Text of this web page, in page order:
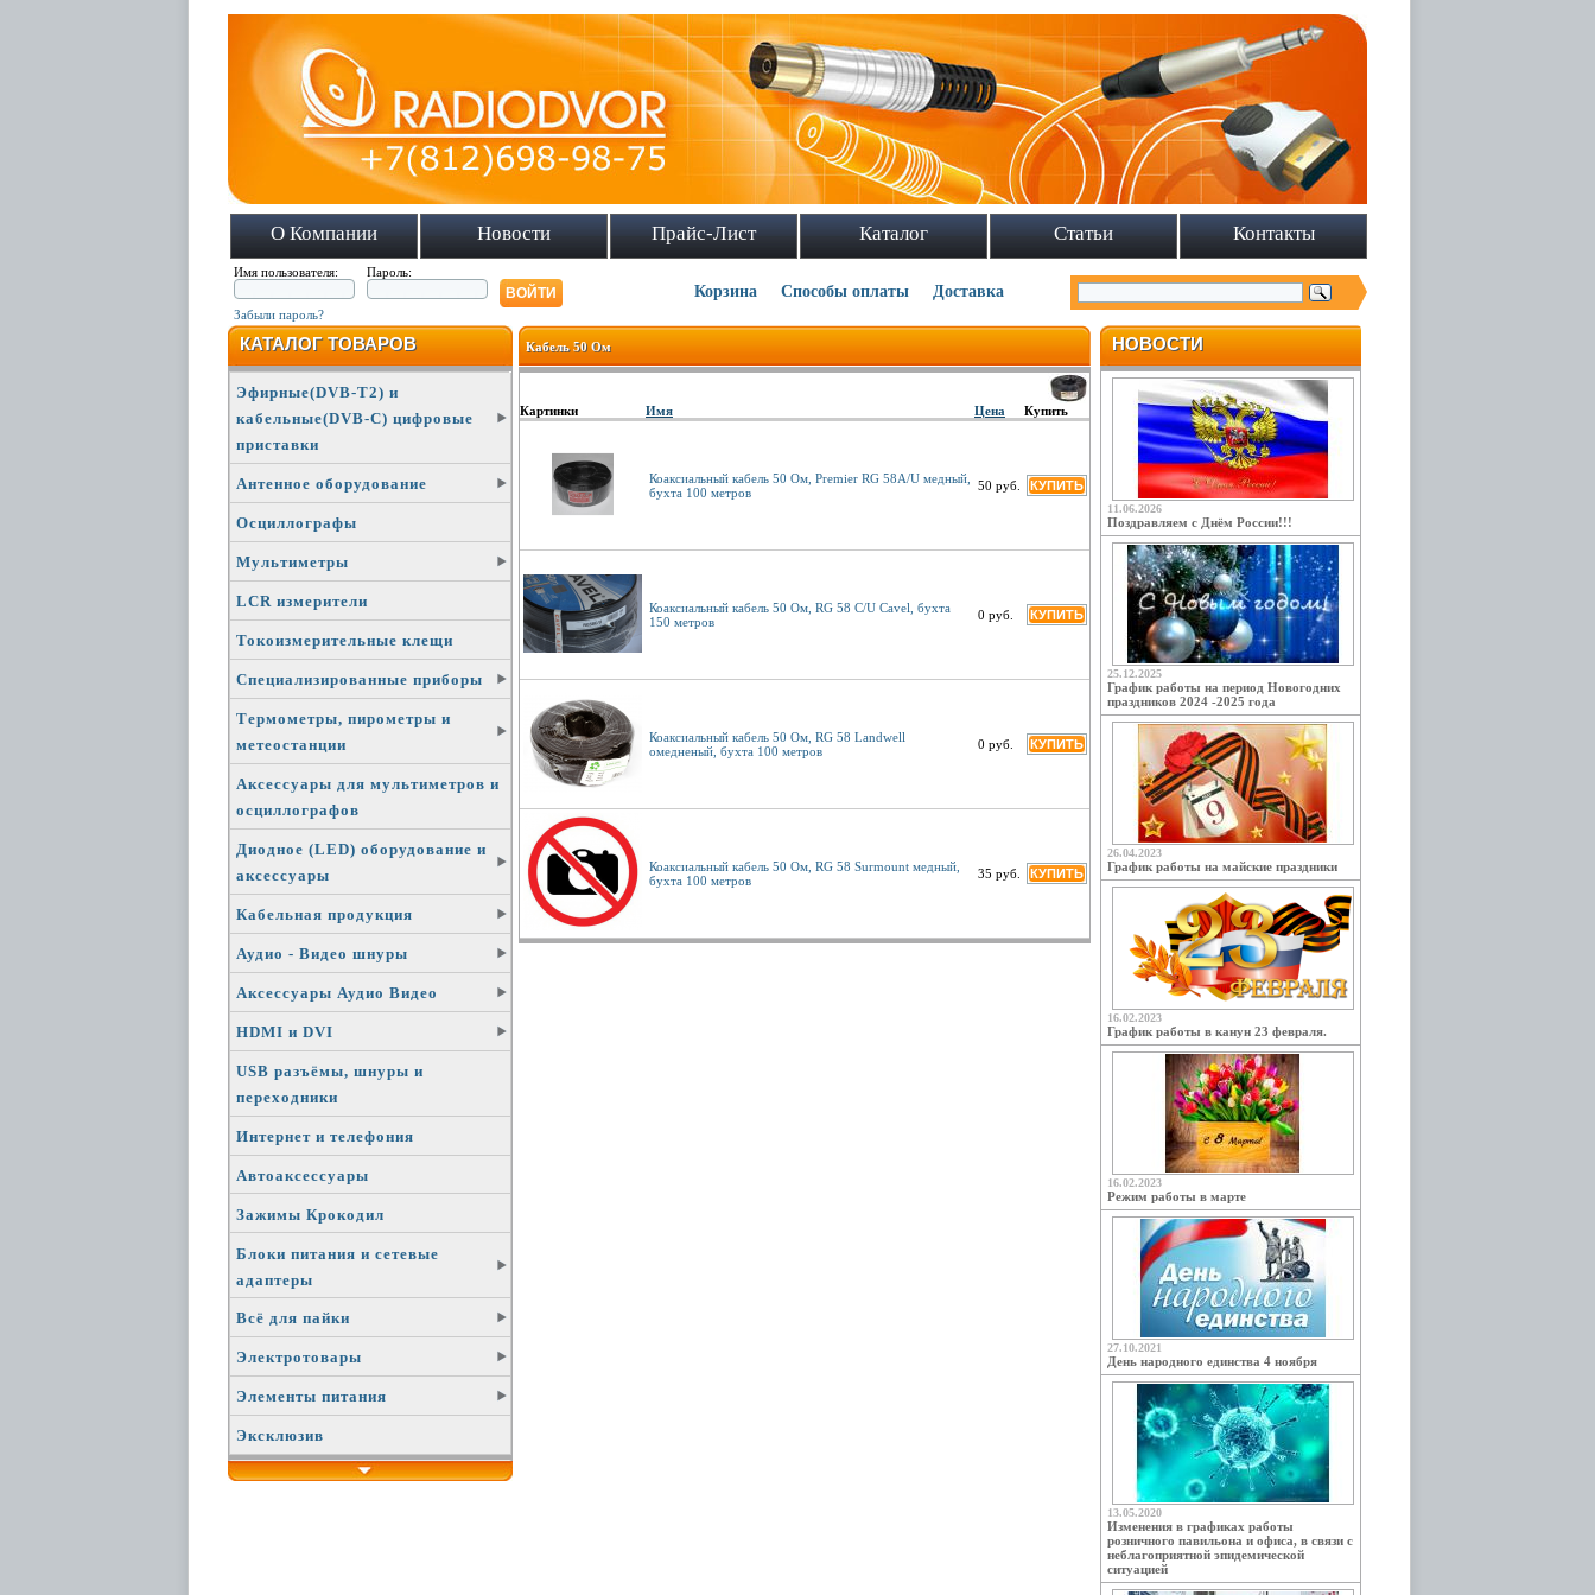
О Компании Новости Прайс-Лист Каталог Статьи Контакты
Имя пользователя: Пароль:
Забыли пароль?
Корзина Способы оплаты Доставка
КАТАЛОГ ТОВАРОВ
Эфирные(DVB-T2) и
кабельные(DVB-C) цифровые
приставки
Антенное оборудование
Осциллографы
Мультиметры
LCR измерители
Токоизмерительные клещи
Специализированные приборы
Термометры, пирометры и
метеостанции
Аксессуары для мультиметров и
осциллографов
Диодное (LED) оборудование и
аксессуары
Кабельная продукция
Аудио - Видео шнуры
Аксессуары Аудио Видео
HDMI и DVI
USB разъёмы, шнуры и
переходники
Интернет и телефония
Автоаксессуары
Зажимы Крокодил
Блоки питания и сетевые
адаптеры
Всё для пайки
Электротовары
Элементы питания
Эксклюзив
НОВОСТИ
11.06.2026
Поздравляем с Днём России!!!
25.12.2025
График работы на период Новогодних
праздников 2024 -2025 года
26.04.2023
График работы на майские праздники
16.02.2023
График работы в канун 23 февраля.
16.02.2023
Режим работы в марте
27.10.2021
День народного единства 4 ноября
13.05.2020
Изменения в графиках работы
розничного павильона и офиса, в связи с
неблагоприятной эпидемической
ситуацией
Кабель 50 Ом
Картинки Имя Цена Купить
Коаксиальный кабель 50 Ом, Premier RG 58A/U медный,
бухта 100 метров
50 руб.
Коаксиальный кабель 50 Ом, RG 58 C/U Cavel, бухта
150 метров
0 руб.
Коаксиальный кабель 50 Ом, RG 58 Landwell
омедненый, бухта 100 метров
0 руб.
Коаксиальный кабель 50 Ом, RG 58 Surmount медный,
бухта 100 метров
35 руб.